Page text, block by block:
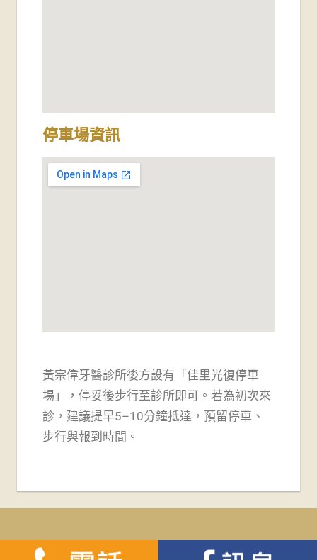
停車場資訊
黃宗偉牙醫診所後方設有「佳里光復停車
場」， 停妥後步行至診所即可。若為初次來
診，建議提早5–10分鐘抵達，預留停車、
步行與報到時間。
WordPress Theme: Tortuga by ThemeZee.